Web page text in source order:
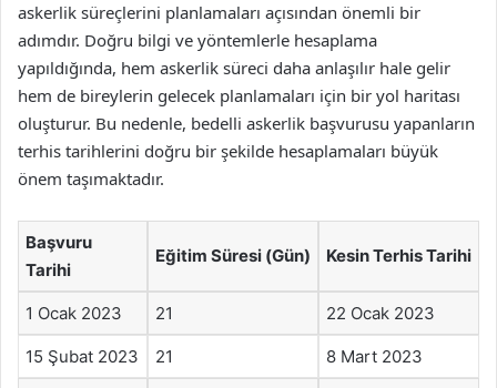
askerlik süreçlerini planlamaları açısından önemli bir
adımdır. Doğru bilgi ve yöntemlerle hesaplama
yapıldığında, hem askerlik süreci daha anlaşılır hale gelir
hem de bireylerin gelecek planlamaları için bir yol haritası
oluşturur. Bu nedenle, bedelli askerlik başvurusu yapanların
terhis tarihlerini doğru bir şekilde hesaplamaları büyük
önem taşımaktadır.
Başvuru
Tarihi
Eğitim Süresi (Gün) Kesin Terhis Tarihi
1 Ocak 2023 21 22 Ocak 2023
15 Şubat 2023 21 8 Mart 2023